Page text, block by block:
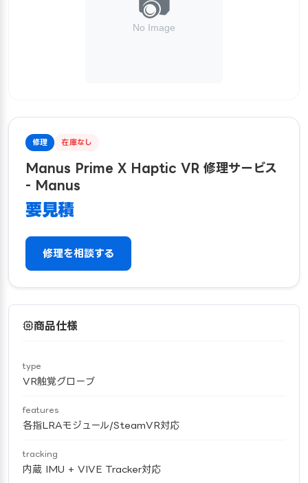
修理 在庫なし
Manus Prime X Haptic VR 修理サービス
- Manus
要見積
修理を相談する
商品仕様
type
VR触覚グローブ
features
各指LRAモジュール/SteamVR対応
tracking
内蔵 IMU + VIVE Tracker対応